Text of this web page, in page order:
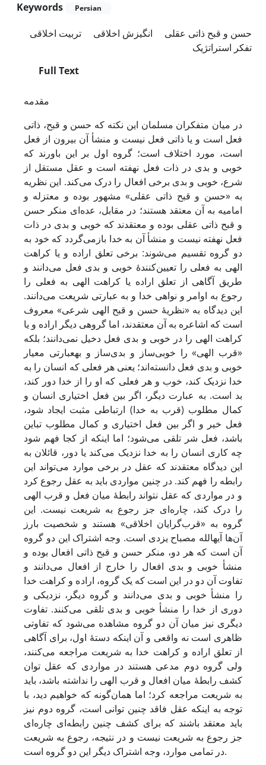
Keywords Persian
حسن و قبح ذاتی عقلی انگیزش اخلاقی
تربیت اخلاقی
تفکر استراتژیک
Full Text
مقدمه
در میان متفکران مسلمان این نکته که حسن و قبح، ذاتی
فعل است و یا ذاتی فعل نیست و منشأ آن بیرون از فعل
است، مورد اختلاف است؛ گروه اول بر این باورند که
خوبی و بدی در ذات فعل نهفته است و عقل مستقل از
شرع، خوبی و بدی برخی افعال را درک می‌کند. این نظریه
به «حسن و قبح ذاتی عقلی» مشهور بوده و معتزله و
امامیه به آن معتقد هستند؛ در مقابل، عده‌ای منکر حسن
و قبح ذاتی عقلی بوده و معتقدند که خوبی و بدی در ذات
فعل نهفته نیست و منشأ آن به خدا بازمی‌گردد که خود به
دو گروه تقسیم می‌شوند: برخی تعلق اراده و یا کراهت
الهی به فعلی را تعیین‌کنندۀ خوبی و بدی فعل می‌دانند و
طریق آگاهی از تعلق اراده یا کراهت الهی به فعلی را
رجوع به اوامر و نواهی خدا و به عبارتی شریعت می‌دانند.
این دیدگاه به «نظریۀ حسن و قبح الهی شرعی» معروف
است که اشاعره به آن معتقدند، اما گروهی دیگر اراده و یا
کراهت الهی را در خوبی و بدی فعل دخیل نمی‌دانند؛ بلکه
«قرب الهی» را خوبی‌ساز و بدی‌ساز و به­عبارتی معیار
خوبی و بدی فعل دانسته‌اند؛ یعنی هر فعلی که انسان را به
خدا نزدیک کند، خوب و هر فعلی که او را از خدا دور کند،
بد است. به عبارت دیگر، اگر بین فعل اختیاری انسان و
کمال مطلوب (قرب به خدا) ارتباطی مثبت ایجاد شود،
فعل خیر و اگر بین فعل اختیاری و کمال مطلوب تباین
باشد، فعل شر تلقی می‌شود؛ اما اینکه از کجا فهم شود
چه کاری انسان را به خدا نزدیک می‌کند یا دور، قائلان به
این دیدگاه معتقدند که عقل در برخی موارد می‌تواند این
رابطه را فهم کند. در چنین مواردی باید به عقل رجوع کرد
و در مواردی که عقل نتواند رابطۀ میان فعل و قرب الهی
را درک کند، چاره‌ای ­جز رجوع به شریعت نیست. این
گروه به «قرب‌گرایان اخلاقی» هستند و شخصیت بارز
آن‌ها آیه­­الله مصباح یزدی است. وجه اشتراک این دو گروه
آن است که هر دو، منکر حسن و قبح ذاتی افعال بوده و
منشأ خوبی و بدی افعال را خارج از افعال می‌دانند و
تفاوت آن دو در این است که یک گروه، اراده و کراهت خدا
را منشأ خوبی و بدی می‌دانند و گروه دیگر، نزدیکی و
دوری از خدا را منشأ خوبی و بدی تلقی می‌کنند. تفاوت
دیگری نیز میان آن دو گروه مشاهده می‌شود که تفاوتی
ظاهری است نه واقعی و آن اینکه دستۀ اول، برای آگاهی
از تعلق اراده و کراهت خدا به شریعت مراجعه می‌کنند،
ولی گروه دوم مدعی هستند در مواردی که عقل توان
کشف رابطۀ میان افعال و قرب الهی را نداشته باشد، باید
به شریعت مراجعه کرد؛ اما همان‌گونه که خواهیم دید، با
توجه به اینکه عقل فاقد چنین توانی است، گروه دوم نیز
باید معتقد باشند که برای کشف چنین رابطه‌ای چاره‌ای
جز رجوع به شریعت نیست و در نتیجه، رجوع به شریعت
در تمامی موارد، وجه اشتراک دیگر این دو گروه است.